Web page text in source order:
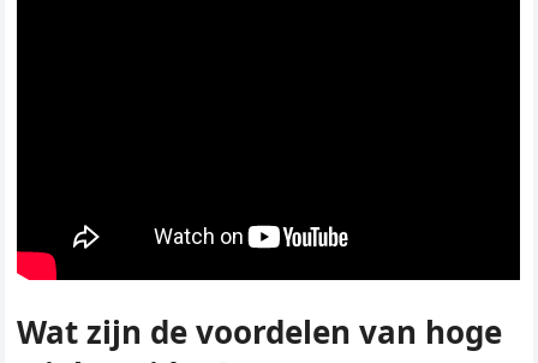
Wat zijn de voordelen van hoge